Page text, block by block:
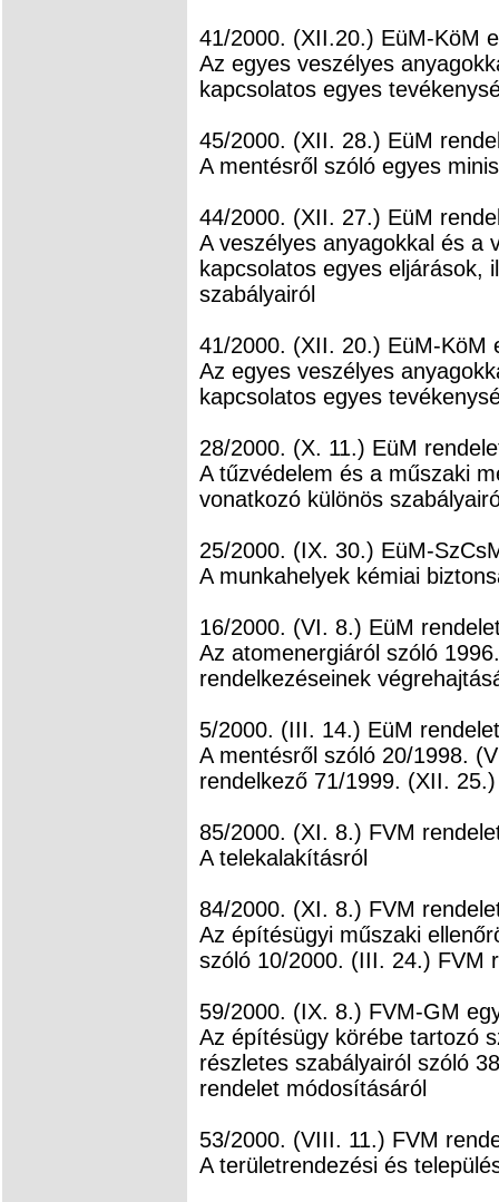
41/2000. (XII.20.) EüM-KöM
Az egyes veszélyes
kapcsolatos egyes
45/2000. (XII. 28.) EüM
A mentésről szóló egyes
44/2000. (XII. 27.) EüM
A veszélyes anyagokkal és a
kapcsolatos egyes eljárások,
szabályairól
41/2000. (XII. 20.) EüM-KöM
Az egyes veszélyes
kapcsolatos egyes
28/2000. (X. 11.) EüM
A tűzvédelem és a műszaki
vonatkozó különös
25/2000. (IX. 30.) EüM-
A munkahelyek kémiai
16/2000. (VI. 8.) EüM
Az atomenergiáról szóló
rendelkezéseinek
5/2000. (III. 14.) EüM
A mentésről szóló 20/1998.
rendelkező 71/1999. (XII.
85/2000. (XI. 8.) FVM
A telekalakításról
84/2000. (XI. 8.) FVM
Az építésügyi műszaki
szóló 10/2000. (III. 24.) FVM
59/2000. (IX. 8.) FVM-GM
Az építésügy körébe tartozó
részletes szabályairól szóló
rendelet módosításáról
53/2000. (VIII. 11.) FVM
A területrendezési és